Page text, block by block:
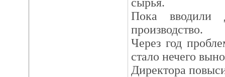
Пока вводили
производство.
Через год
стало нечего
Директора